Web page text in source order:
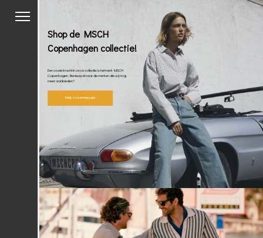
Bekijk onze merkenpagina
Een vaste kracht in onze collectie is het merk MSCH
Copenhagen. Benieuwd naar de merken die wij nog
meer aanbieden?
Shop de MSCH
Copenhagen collectie!